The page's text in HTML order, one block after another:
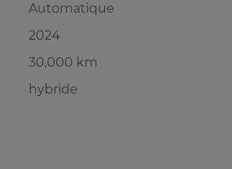
Automatique
2024
30,000 km
hybride